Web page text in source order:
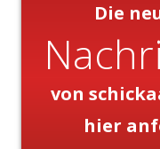
Die
von
hier